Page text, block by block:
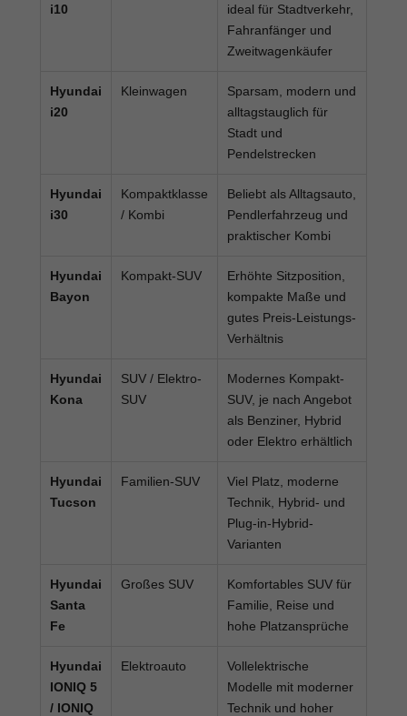
i10
ideal für Stadtverkehr,
Fahranfänger und
Zweitwagenkäufer
Hyundai
i20
Kleinwagen
Sparsam, modern und
alltagstauglich für
Stadt und
Pendelstrecken
Hyundai
i30
Kompaktklasse
/ Kombi
Beliebt als Alltagsauto,
Pendlerfahrzeug und
praktischer Kombi
Hyundai
Bayon
Kompakt-SUV
Erhöhte Sitzposition,
kompakte Maße und
gutes Preis-Leistungs-
Verhältnis
Hyundai
Kona
SUV / Elektro-
SUV
Modernes Kompakt-
SUV, je nach Angebot
als Benziner, Hybrid
oder Elektro erhältlich
Hyundai
Tucson
Familien-SUV
Viel Platz, moderne
Technik, Hybrid- und
Plug-in-Hybrid-
Varianten
Hyundai
Santa
Fe
Großes SUV
Komfortables SUV für
Familie, Reise und
hohe Platzansprüche
Hyundai
IONIQ 5
/ IONIQ
Elektroauto
Vollelektrische
Modelle mit moderner
Technik und hoher